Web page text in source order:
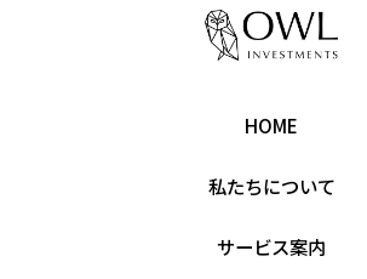
HOME
私たちについて
サービス案内